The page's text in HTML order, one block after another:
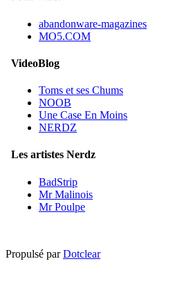
abandonware-magazines
MO5.COM
VideoBlog
Toms et ses Chums
NOOB
Une Case En Moins
NERDZ
Les artistes Nerdz
BadStrip
Mr Malinois
Mr Poulpe
Propulsé parDotclear